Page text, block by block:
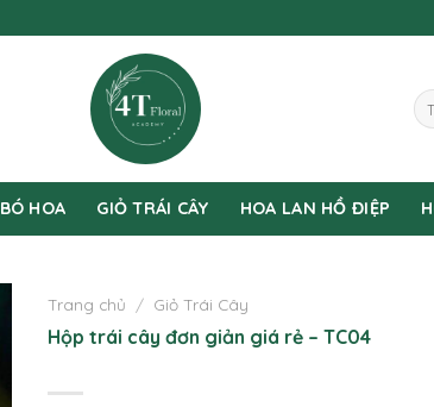
Tìm
BÓ HOA GIỎ TRÁI CÂY HOA LAN HỒ ĐIỆP
Trang chủ / Giỏ Trái Cây
Hộp trái cây đơn giản giá rẻ – TC04